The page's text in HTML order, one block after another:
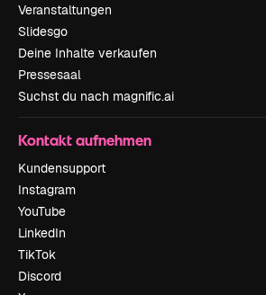
Veranstaltungen
Slidesgo
Deine Inhalte verkaufen
Pressesaal
Suchst du nach magnific.ai
Kontakt aufnehmen
Kundensupport
Instagram
YouTube
LinkedIn
TikTok
Discord